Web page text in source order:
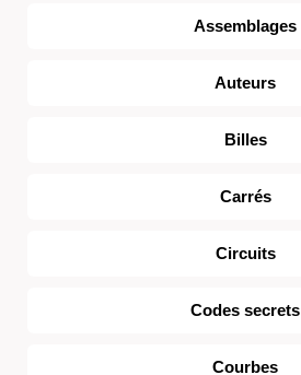
Assemblages
Auteurs
Billes
Carrés
Circuits
Codes secrets
Courbes